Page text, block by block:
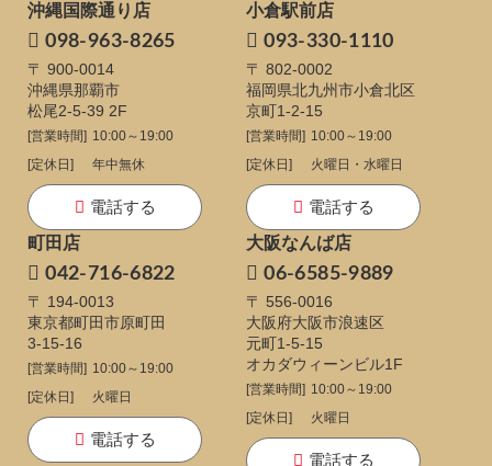
沖縄国際通り店
098-963-8265
〒 900-0014
沖縄県那覇市
松尾2-5-39 2F
[営業時間] 10:00～19:00
[定休日]
年中無休
電話する
小倉駅前店
093-330-1110
〒 802-0002
福岡県北九州市小倉北区
京町1-2-15
[営業時間] 10:00～19:00
[定休日]
火曜日・水曜日
電話する
町田店
042-716-6822
〒 194-0013
東京都町田市原町田
3-15-16
[営業時間] 10:00～19:00
[定休日]
火曜日
電話する
大阪なんば店
06-6585-9889
〒 556-0016
大阪府大阪市浪速区
元町1-5-15
オカダウィーンビル1F
[営業時間] 10:00～19:00
[定休日]
火曜日
電話する